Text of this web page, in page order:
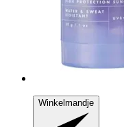
Winkelmandje